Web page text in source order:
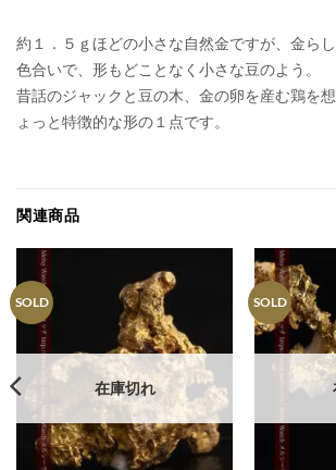
約１．５ｇほどの小さな自然金ですが、金ら
色合いで、形もどことなく小さな豆のよう。
昔話のジャックと豆の木、金の卵を産む鶏を
ょっと特徴的な形の１点です。
関連商品
SOLD
在庫切れ
SOLD